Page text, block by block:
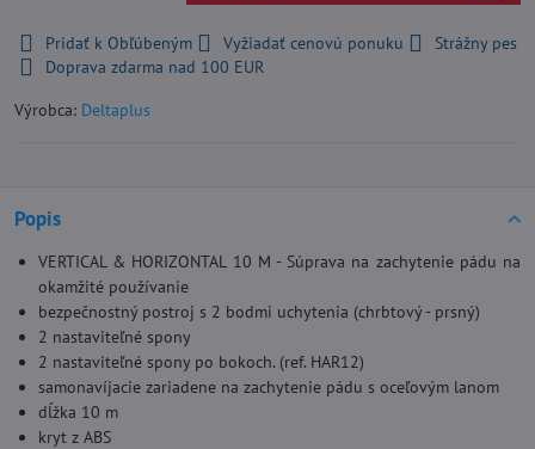
Pridať k Obľúbeným Vyžiadať cenovú ponuku
Strážny pes
Doprava zdarma nad 100 EUR
Výrobca: Deltaplus
Popis
VERTICAL & HORIZONTAL 10 M - Súprava na zachytenie pádu na
okamžité používanie
bezpečnostný postroj s 2 bodmi uchytenia (chrbtový - prsný)
2 nastaviteľné spony
2 nastaviteľné spony po bokoch. (ref. HAR12)
samonavíjacie zariadene na zachytenie pádu s oceľovým lanom
dĺžka 10 m
kryt z ABS